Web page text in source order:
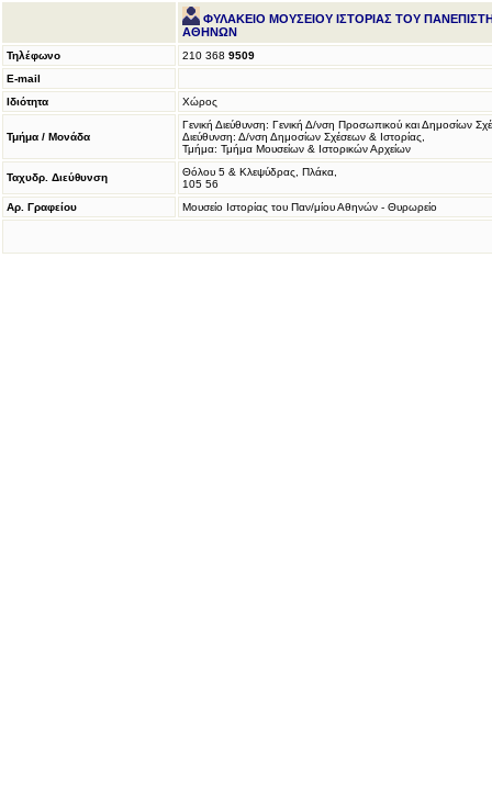
ΦΥΛΑΚΕΙΟ ΜΟΥΣΕΙΟΥ ΙΣΤΟΡΙΑΣ ΤΟΥ
ΑΘΗΝΩΝ
Τηλέφωνο 210 368 9509
E-mail
Ιδιότητα
Χώρος
Τμήμα / Μονάδα
Γενική Διεύθυνση: Γενική Δ/νση Προσωπικού και Δημοσίων
Διεύθυνση: Δ/νση Δημοσίων Σχέσεων & Ιστορίας,
Τμήμα: Τμήμα Μουσείων & Ιστορικών Αρχείων
Ταχυδρ. Διεύθυνση
Θόλου 5 & Κλεψύδρας, Πλάκα,
105 56
Αρ. Γραφείου
Μουσείο Ιστορίας του Παν/μίου Αθηνών - Θυρωρείο